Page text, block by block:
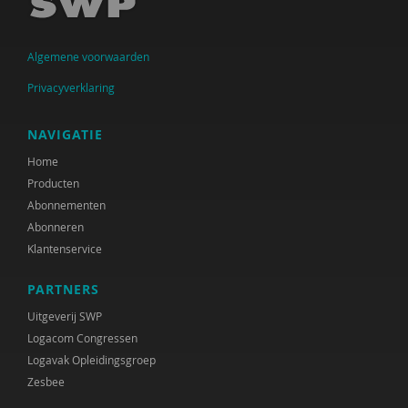
Jan Jukema
Carolien Konijn
J.K. Kool
Paul Kop
Cindy Kruijthof
M.H. Nagtegaal
Coby Nell
Gabriël Prinsenberg
Joke Ravensbergen
Han Spanjaard
Algemene voorwaarden
Privacyverklaring
NAVIGATIE
Home
Producten
Abonnementen
Abonneren
Klantenservice
PARTNERS
Uitgeverij SWP
Logacom Congressen
Logavak Opleidingsgroep
Zesbee